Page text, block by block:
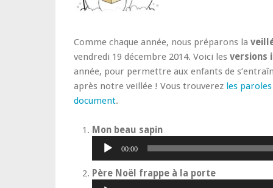
Comme chaque année, nous préparons la
vendredi 19 décembre 2014. Voici les versions
année, pour permettre aux enfants de
après notre veillée ! Vous trouverez les
document.
Mon beau sapinLecteur
00:00
Père Noël frappe à la porteLecteur